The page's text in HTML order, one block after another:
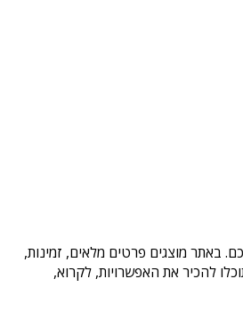
באתר מוצגים פרטים מלאים, זמינות,
להכיר את האפשרויות, לקרוא,